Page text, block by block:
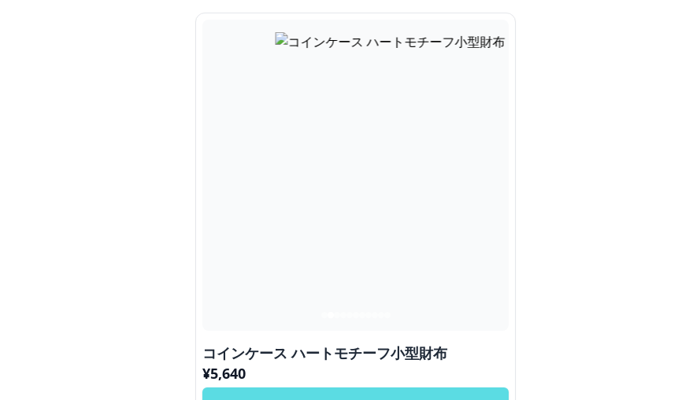
コインケース ハートモチーフ小型財布
¥5,640